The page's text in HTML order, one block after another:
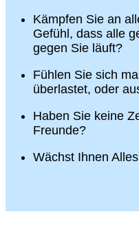
Kämpfen Sie an
Gefühl, dass alle
gegen Sie läuft?
Fühlen Sie sich
überlastet, oder
Haben Sie keine
Freunde?
Wächst Ihnen